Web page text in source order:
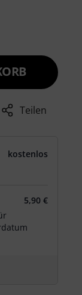
Teilen
kostenlos
5,90 €